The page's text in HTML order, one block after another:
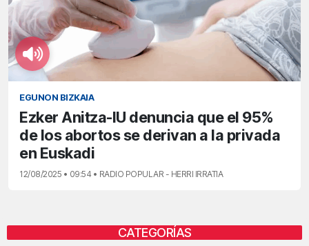
EGUNON BIZKAIA
Ezker Anitza-IU denuncia que el 95%
de los abortos se derivan a la privada
en Euskadi
12/08/2025 • 09:54 • RADIO POPULAR - HERRI IRRATIA
CATEGORÍAS